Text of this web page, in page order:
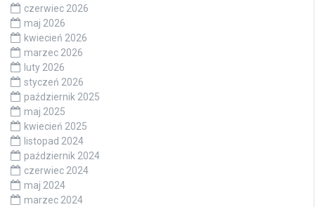
czerwiec 2026
maj 2026
kwiecień 2026
marzec 2026
luty 2026
styczeń 2026
październik 2025
maj 2025
kwiecień 2025
listopad 2024
październik 2024
czerwiec 2024
maj 2024
marzec 2024